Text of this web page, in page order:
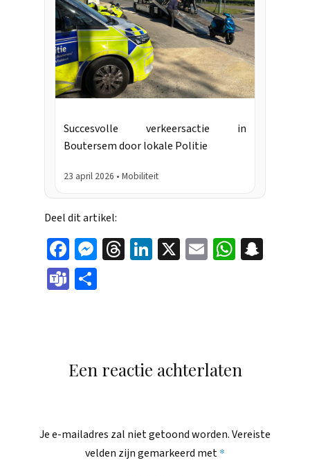
Succesvolle verkeersactie in
Boutersem door lokale Politie
23 april 2026 • Mobiliteit
Deel dit artikel:
Face
boo
Mes
Thr
Link
Ema
Wha
Tea
Een reactie achterlaten
Je e-mailadres zal niet getoond worden.Vereiste
velden zijn gemarkeerd met*